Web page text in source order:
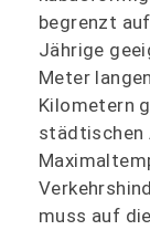
begrenzt
Jährige
Meter
Kilometern
städtischen
muss auf